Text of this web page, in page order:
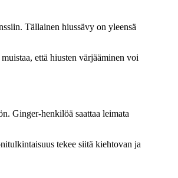
Tällainen hiussävy on yleensä
että hiusten värjääminen voi
Ginger-henkilöä saattaa leimata
tekee siitä kiehtovan ja